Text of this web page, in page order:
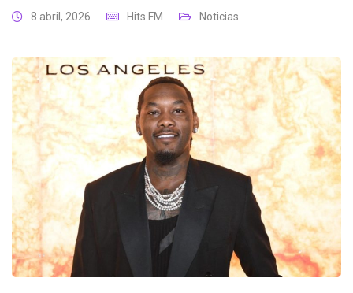
8 abril, 2026 Hits FM Noticias